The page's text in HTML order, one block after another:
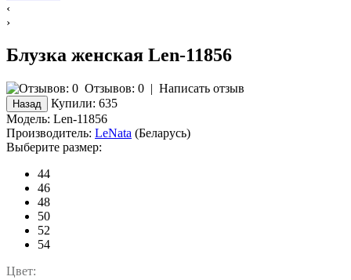
‹
›
Блузка женская Len-11856
Отзывов: 0 | Написать отзыв
Купили: 635
Модель: Len-11856
Производитель: LeNata (Беларусь)
Выберите размер:
44
46
48
50
52
54
Цвет: